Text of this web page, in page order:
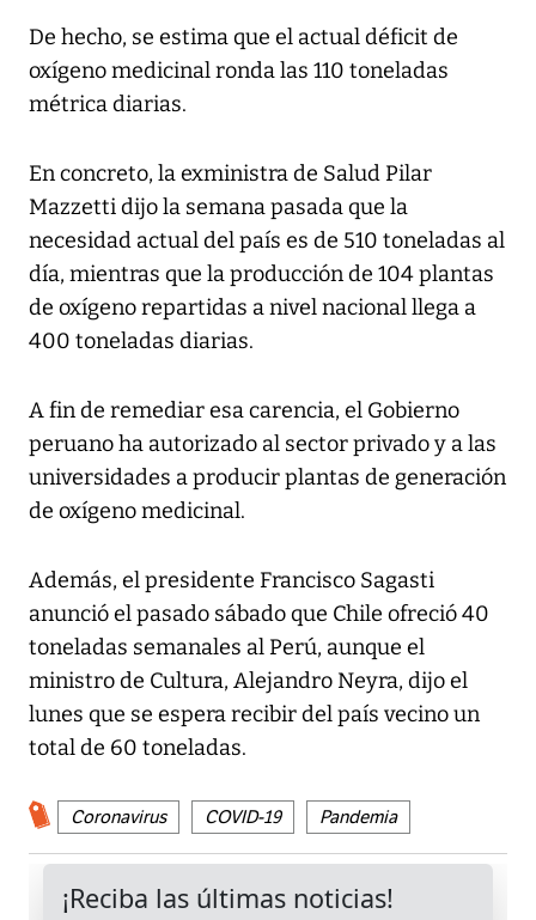
De hecho, se estima que el actual déficit de
oxígeno medicinal ronda las 110 toneladas
métrica diarias.
En concreto, la exministra de Salud Pilar
Mazzetti dijo la semana pasada que la
necesidad actual del país es de 510 toneladas al
día, mientras que la producción de 104 plantas
de oxígeno repartidas a nivel nacional llega a
400 toneladas diarias.
A fin de remediar esa carencia, el Gobierno
peruano ha autorizado al sector privado y a las
universidades a producir plantas de generación
de oxígeno medicinal.
Además, el presidente Francisco Sagasti
anunció el pasado sábado que Chile ofreció 40
toneladas semanales al Perú, aunque el
ministro de Cultura, Alejandro Neyra, dijo el
lunes que se espera recibir del país vecino un
total de 60 toneladas.
Coronavirus COVID-19 Pandemia